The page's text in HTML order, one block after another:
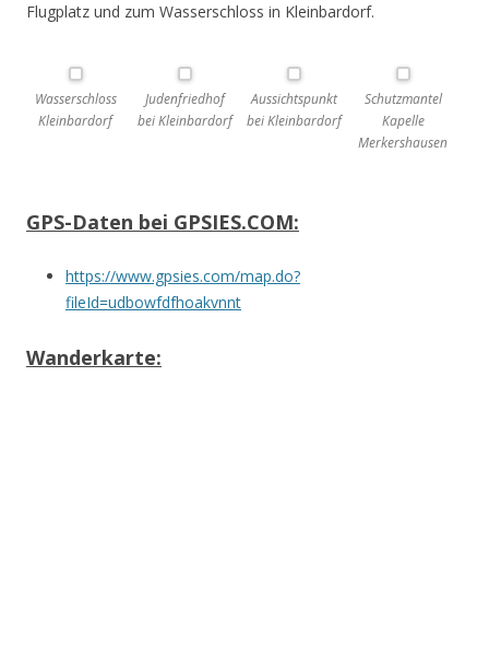
Flugplatz und zum Wasserschloss in Kleinbardorf.
Wasserschloss
Kleinbardorf
Judenfriedhof
bei Kleinbardorf
Aussichtspunkt
bei Kleinbardorf
Schutzmantel
Kapelle
Merkershausen
GPS-Daten bei GPSIES.COM:
https://www.gpsies.com/map.do?
fileId=udbowfdfhoakvnnt
Wanderkarte: